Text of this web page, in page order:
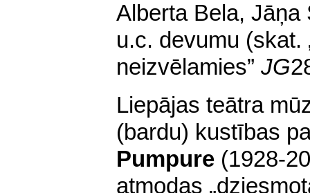
Alberta Bela,
u.c. devumu (skat.
neizvēlamies” JG
Liepājas teātra
(bardu) kustības
Pumpure (1928-
atmodas